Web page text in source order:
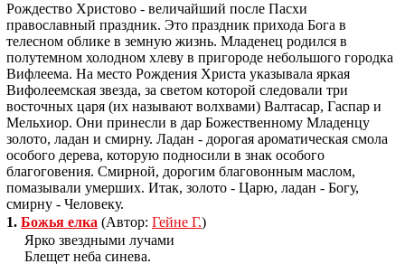
Рождество Христово - величайший после Пасхи
православный праздник. Это праздник прихода Бога в
телесном облике в земную жизнь. Младенец родился в
полутемном холодном хлеву в пригороде небольшого городка
Вифлеема. На место Рождения Христа указывала яркая
Вифолеемская звезда, за светом которой следовали три
восточных царя (их называют волхвами) Валтасар, Гаспар и
Мельхиор. Они принесли в дар Божественному Младенцу
золото, ладан и смирну. Ладан - дорогая ароматическая смола
особого дерева, которую подносили в знак особого
благоговения. Смирной, дорогим благовонным маслом,
помазывали умерших. Итак, золото - Царю, ладан - Богу,
смирну - Человеку.
1. Божья елка (Автор: Гейне Г.)
Ярко звездными лучами
Блещет неба синева.